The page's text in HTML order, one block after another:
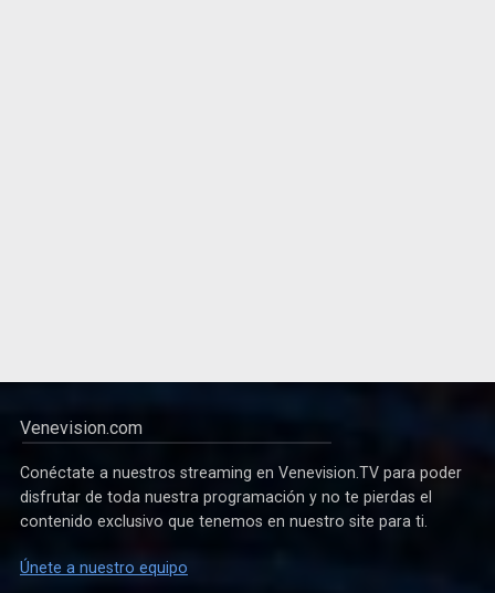
Venevision.com
Conéctate a nuestros streaming en Venevision.TV para poder
disfrutar de toda nuestra programación y no te pierdas el
contenido exclusivo que tenemos en nuestro site para ti.
Únete a nuestro equipo